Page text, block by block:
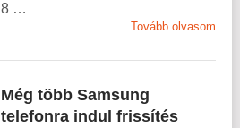
8 …
Tovább olvasom
Még több Samsung
telefonra indul frissítés